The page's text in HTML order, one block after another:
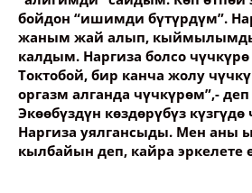
бойдон “ишимди бүтүрдүм”.
жаным жай алып, кыймылымды
калдым. Наргиза болсо
Токтобой, бир канча жолу
оргазм алганда чүчкүрөм”,-
Экөөбүздүн көздөрүбүз
Наргиза уялгансыды. Мен аны
кылбайын деп, кайра эркелете